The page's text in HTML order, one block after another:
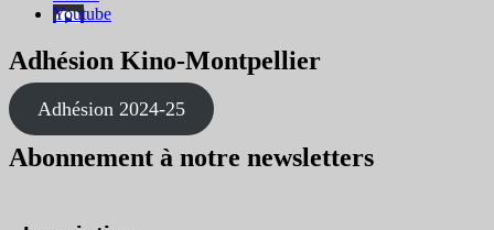
Youtube
Adhésion Kino-Montpellier
Adhésion 2024-25
Abonnement à notre newsletters